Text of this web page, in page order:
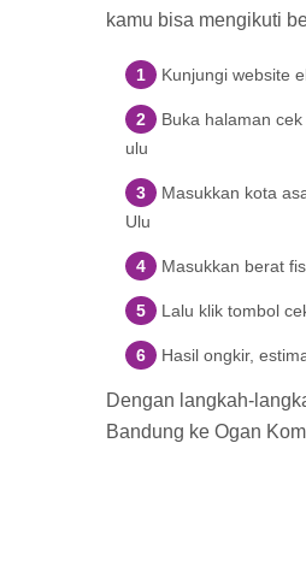
kamu bisa mengikuti
Kunjungi website
Buka halaman
ulu
Masukkan kota
Ulu
Masukkan berat
Lalu klik tombol
Hasil ongkir,
Dengan langkah-
Bandung ke Ogan